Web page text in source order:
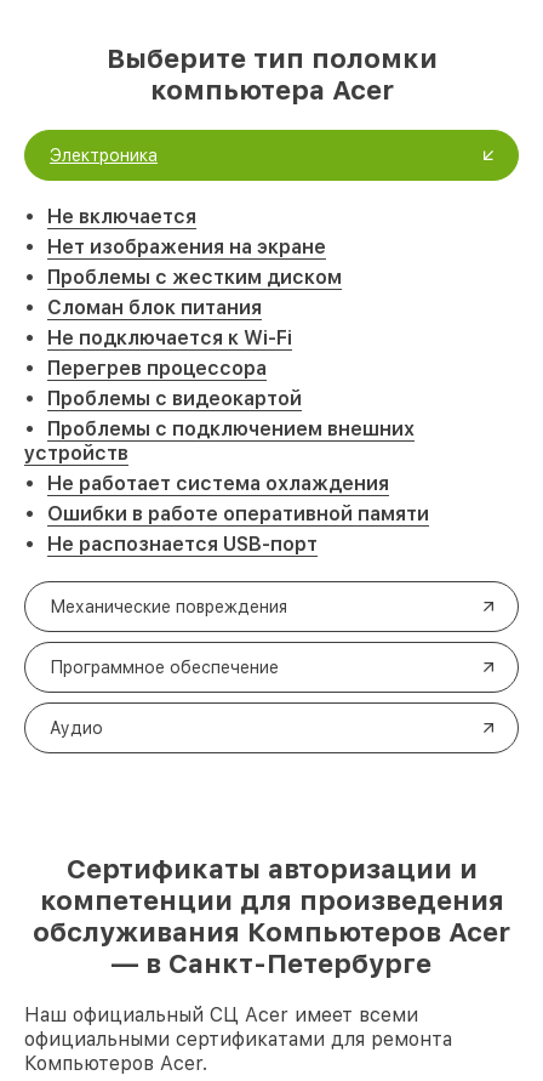
Выберите тип поломки
компьютера Acer
Электроника
Не включается
Нет изображения на экране
Проблемы с жестким диском
Сломан блок питания
Не подключается к Wi-Fi
Перегрев процессора
Проблемы с видеокартой
Проблемы с подключением внешних
устройств
Не работает система охлаждения
Ошибки в работе оперативной памяти
Не распознается USB-порт
Механические повреждения
Программное обеспечение
Аудио
Сертификаты авторизации и
компетенции для произведения
обслуживания Компьютеров Acer
— в Санкт-Петербурге
Наш официальный СЦ Acer имеет всеми
официальными сертификатами для ремонта
Компьютеров Acer.